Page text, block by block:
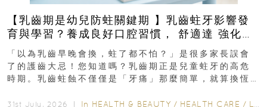
【乳齒期是幼兒防蛀關鍵期 】乳齒蛀牙影響發
育與學習？養成良好口腔習慣， 舒適達 強化琺
瑯質 兒童牙膏防護指南
「以為乳齒早晚會換，蛀了都不怕？」是很多家長誤會
了的護齒大忌！您知道嗎？乳齒期正是兒童蛀牙的高危
時期。乳齒蛀蝕不僅僅是「牙痛」那麼簡單，就算換恆
31st July, 2026 ｜ In HEALTH & BEAUTY / HEALTH CARE / LIFESTYLE